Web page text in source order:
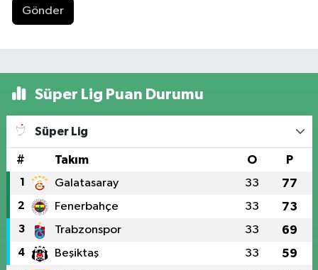
Gönder
Süper Lig Puan Durumu
Süper Lig
# Takım O P
1 Galatasaray 33 77
2 Fenerbahçe 33 73
3 Trabzonspor 33 69
4 Beşiktaş 33 59